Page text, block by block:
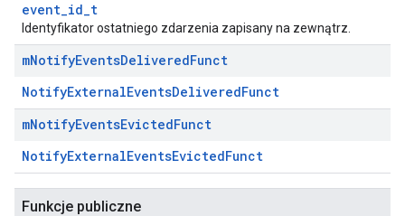
event_id_t
Identyfikator ostatniego zdarzenia zapisany na zewnątrz.
mNotifyEventsDeliveredFunct
NotifyExternalEventsDeliveredFunct
mNotifyEventsEvictedFunct
NotifyExternalEventsEvictedFunct
Funkcje publiczne